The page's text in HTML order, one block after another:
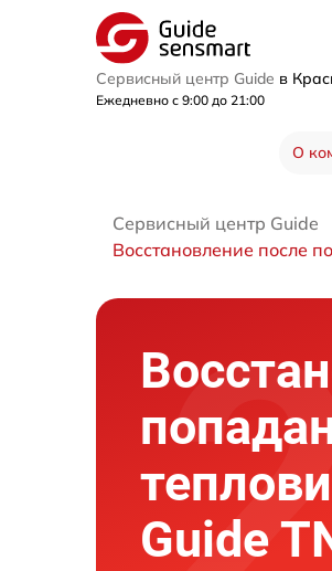
Сервисный центр Guide в
Ежедневно с 9:00 до 21:00
О
Сервисный центр Guide
Восстановление после
Guide